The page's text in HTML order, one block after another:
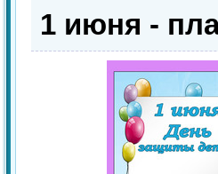
1 июня -